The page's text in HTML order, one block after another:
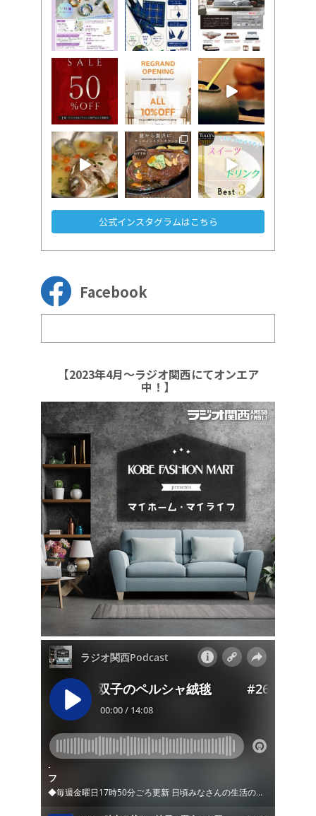
公式インスタグラムはこちら
Facebook
【2023年4月～ラジオ関西にてオンエア
中！】